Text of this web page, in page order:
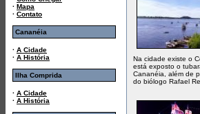
· Mapa
· Contato
Cananéia
· A Cidade
· A História
Ilha Comprida
· A Cidade
· A História
Na cidade existe o
está exposto o
Cananéia, além de
do biólogo Rafael